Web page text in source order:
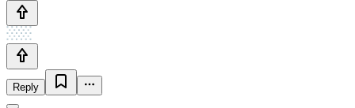
Reply